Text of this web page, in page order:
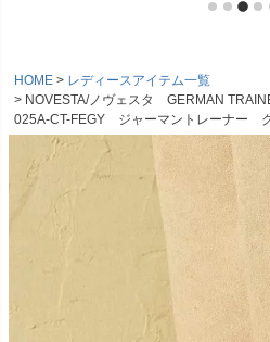
HOME
レディースアイテム一覧
NOVESTA/ノヴェスタ GERMAN
025A-CT-FEGY ジャーマントレーナ